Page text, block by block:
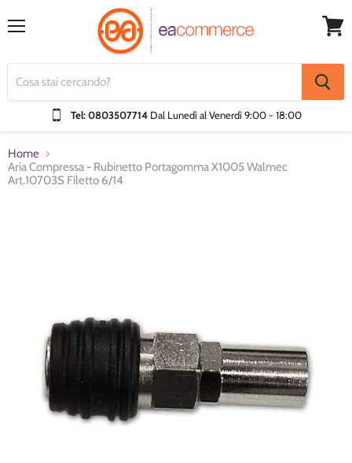
Tel: 0803507714 Dal Lunedì al Venerdì9:00 - 18:00
Home
Aria Compressa - Rubinetto Portagomma X1005 Walmec
Art.10703S Filetto 6/14